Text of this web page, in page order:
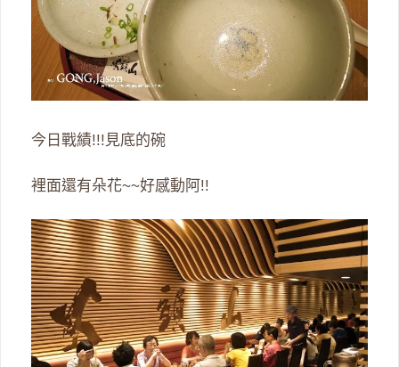
今日戰績!!!見底的碗
裡面還有朵花~~好感動阿!!